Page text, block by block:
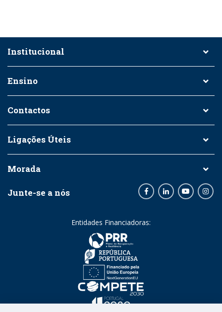
Institucional
Ensino
Contactos
Ligações Úteis
Morada
Junte-se a nós FacebookLinkedInYoutube
Entidades Financiadoras: